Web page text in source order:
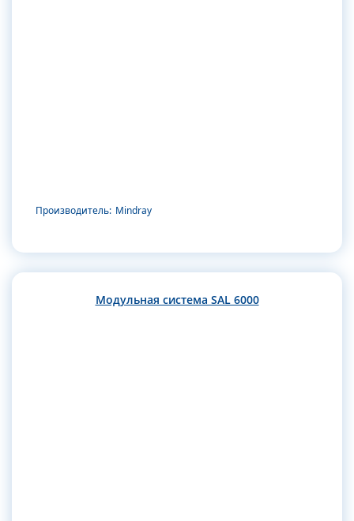
Производитель: Mindray
Модульная система SAL 6000